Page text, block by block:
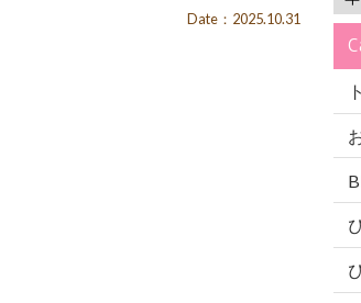
Date：2025.10.31